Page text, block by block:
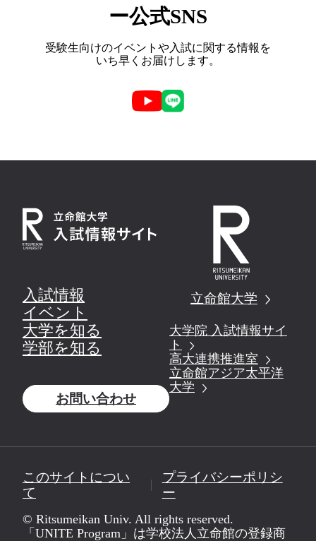
ー公式SNS
受験生向けのイベントや入試に関する情報を
いち早くお届けします。
入試情報
イベント
大学を知る
学部を知る
お問い合わせ
立命館大学
大学院 入試情報サイ
ト
高大連携推進室
立命館アジア太平洋
大学
このサイトについ
て
プライバシーポリシ
ー
© Ritsumeikan Univ. All rights reserved.
「UNITE Program」は学校法人立命館の登録商